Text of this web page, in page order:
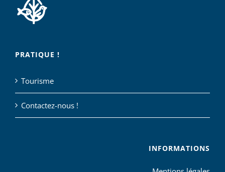
PRATIQUE !
Tourisme
Contactez-nous !
INFORMATIONS